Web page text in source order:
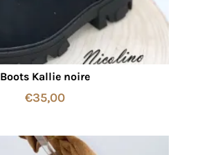
Boots Kallie noire
€35,00